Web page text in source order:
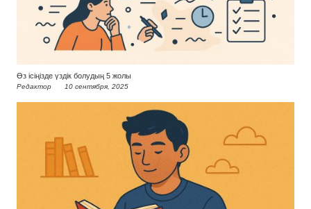
Өз ісіңізде үздік болудың 5 жолы
Редактор 10 сентября, 2025